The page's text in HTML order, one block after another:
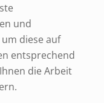
und
diese auf
entsprechend
die Arbeit